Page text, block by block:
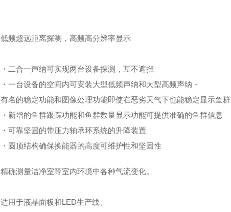
低频超远距离探测，高频高分辨率显示
・二合一声纳可实现两台设备探测，互不遮挡
・一台设备的空间内可安装大型低频声纳和大型高频声纳・
有名的稳定功能和图像处理功能即使在恶劣天气下也能稳定显示鱼群
・新增的鱼群跟踪功能和鱼群数量显示功能可提供准确的鱼群信息
・可靠坚固的带压力轴承环系统的升降装置
・圆顶结构确保换能器的高度可维护性和坚固性
精确测量洁净室等室内环境中各种气流变化。
适用于液晶面板和LED生产线、